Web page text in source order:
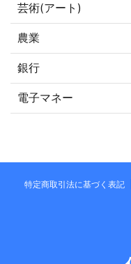
芸術(アート)
農業
銀行
電子マネー
特定商取引法に基づく表記